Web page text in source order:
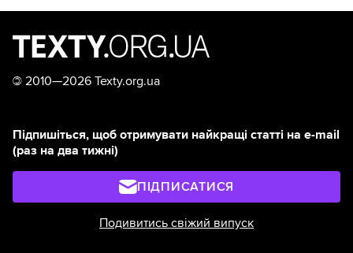
© 2010—2026 Texty.org.ua
Підпишіться, щоб отримувати найкращі статті на e-mail
(раз на два тижні)
ПІДПИСАТИСЯ
Подивитись свіжий випуск